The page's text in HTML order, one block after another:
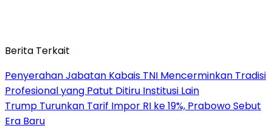
Berita Terkait
Penyerahan Jabatan Kabais TNI Mencerminkan Tradisi
Profesional yang Patut Ditiru Institusi Lain
Trump Turunkan Tarif Impor RI ke 19%, Prabowo Sebut
Era Baru